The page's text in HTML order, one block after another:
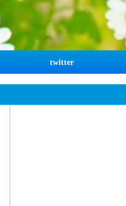
twitter